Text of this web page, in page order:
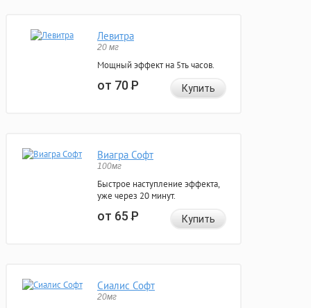
Левитра
20 мг
Мощный эффект на 5ть часов.
от 70Р Купить
Виагра Софт
100мг
Быстрое наступление эффекта,
уже через 20 минут.
от 65Р Купить
Сиалис Софт
20мг